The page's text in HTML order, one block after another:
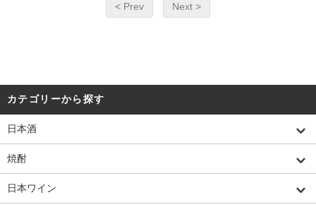
< Prev Next >
カテゴリーから探す
日本酒
焼酎
日本ワイン